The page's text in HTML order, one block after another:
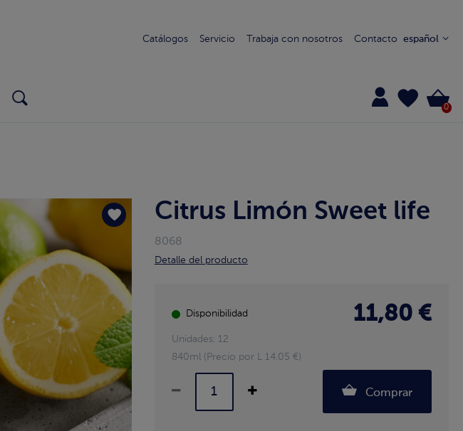
Catálogos Servicio Trabaja con nosotros Contacto español
0
Citrus Limón Sweet life
8068
Detalle del producto
Disponibilidad 11,80 €
Unidades: 12
840ml (Precio por L 14.05 €)
Comprar